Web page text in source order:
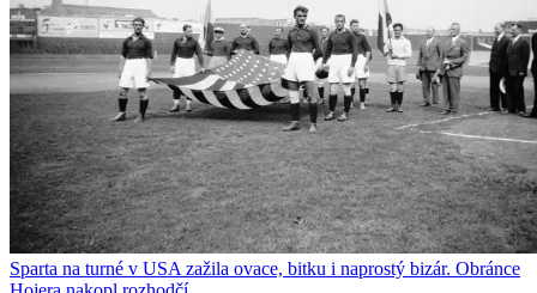
Sparta na turné v USA zažila ovace, bitku i naprostý bizár. Obránce